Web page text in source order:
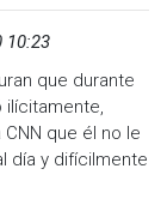
10:23
que durante
ilícitamente,
que él no le
día y difícilmente